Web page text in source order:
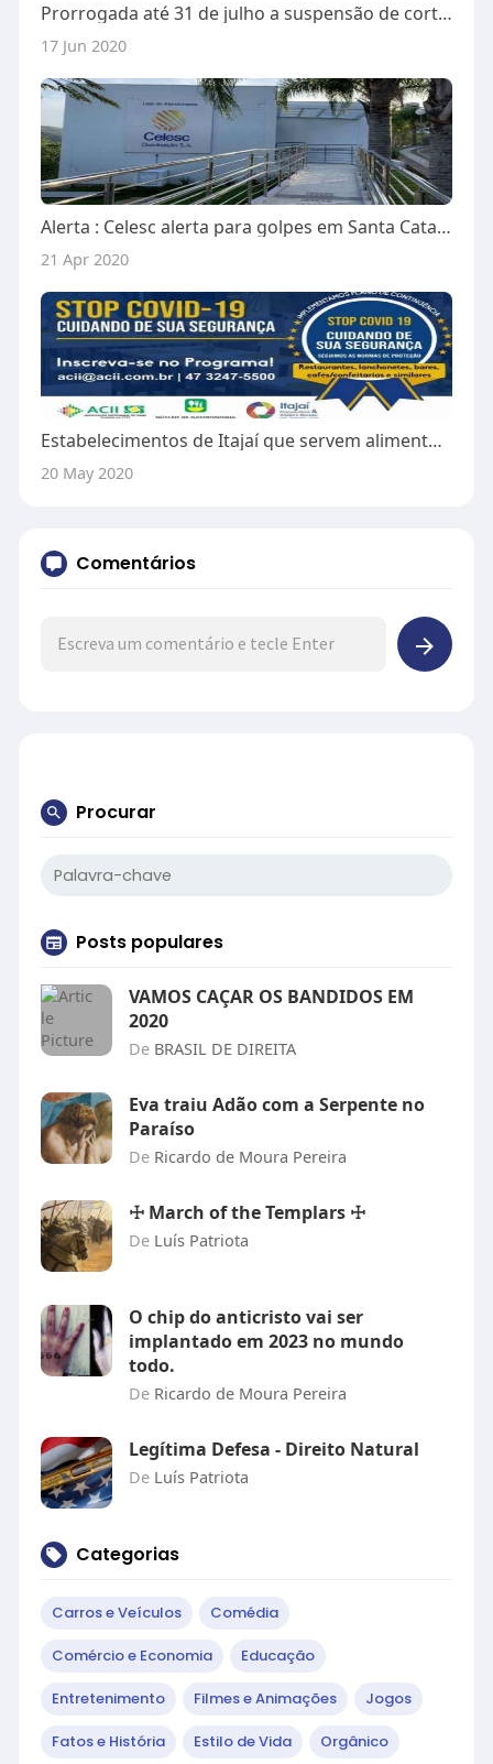
Prorrogada até 31 de julho a suspensão de corte de energia por falta de pagamento
17 Jun 2020
Alerta : Celesc alerta para golpes em Santa Catarina
21 Apr 2020
Estabelecimentos de Itajaí que servem alimentos terão selo de boas práticas
20 May 2020
Comentários
Procurar
Posts populares
VAMOS CAÇAR OS BANDIDOS EM
2020
De BRASIL DE DIREITA
Eva traiu Adão com a Serpente no
Paraíso
De Ricardo de Moura Pereira
☩ March of the Templars ☩
De Luís Patriota
O chip do anticristo vai ser
implantado em 2023 no mundo
todo.
De Ricardo de Moura Pereira
Legítima Defesa - Direito Natural
De Luís Patriota
Categorias
Carros e Veículos Comédia
Comércio e Economia Educação
Entretenimento Filmes e Animações Jogos
Fatos e História Estilo de Vida Orgânico